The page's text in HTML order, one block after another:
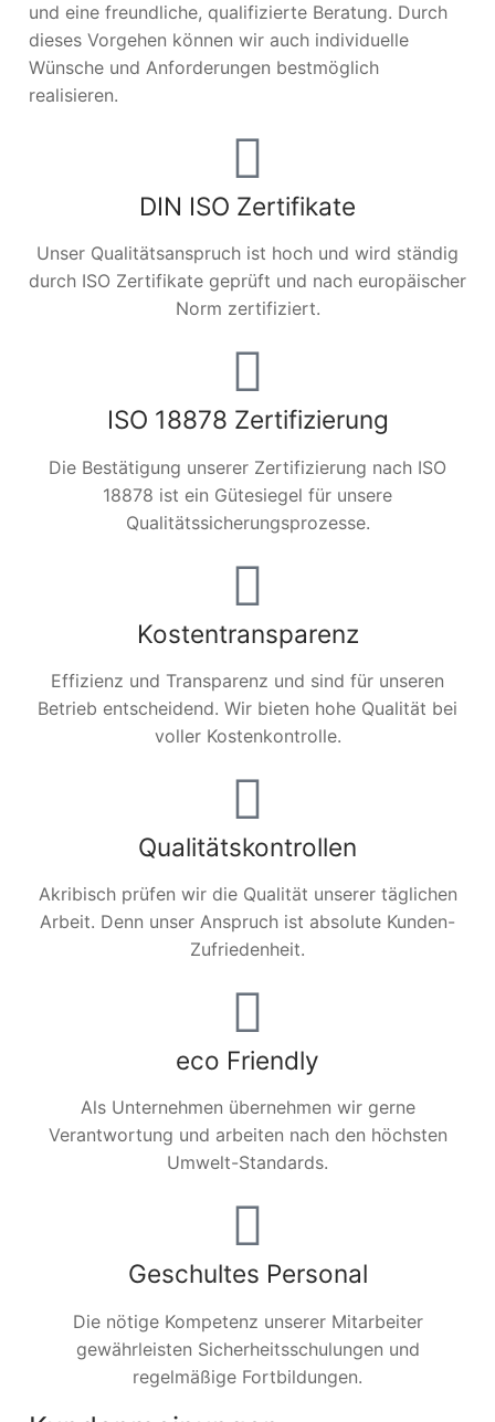
und eine freundliche, qualifizierte Beratung. Durch
dieses Vorgehen können wir auch individuelle
Wünsche und Anforderungen bestmöglich
realisieren.
DIN ISO Zertifikate
Unser Qualitätsanspruch ist hoch und wird ständig
durch ISO Zertifikate geprüft und nach europäischer
Norm zertifiziert.
ISO 18878 Zertifizierung
Die Bestätigung unserer Zertifizierung nach ISO
18878 ist ein Gütesiegel für unsere
Qualitätssicherungsprozesse.
Kostentransparenz
Effizienz und Transparenz und sind für unseren
Betrieb entscheidend. Wir bieten hohe Qualität bei
voller Kostenkontrolle.
Qualitätskontrollen
Akribisch prüfen wir die Qualität unserer täglichen
Arbeit. Denn unser Anspruch ist absolute Kunden-
Zufriedenheit.
eco Friendly
Als Unternehmen übernehmen wir gerne
Verantwortung und arbeiten nach den höchsten
Umwelt-Standards.
Geschultes Personal
Die nötige Kompetenz unserer Mitarbeiter
gewährleisten Sicherheitsschulungen und
regelmäßige Fortbildungen.